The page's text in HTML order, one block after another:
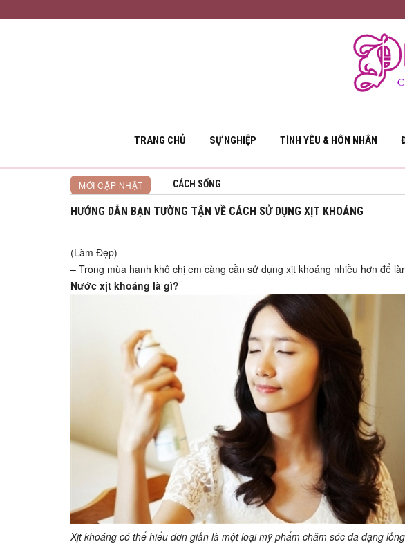
TRANG CHỦ SỰ NGHIỆP TÌNH YÊU & HÔN NHÂN
MỚI CẬP NHẬT TÌNH YÊU THƯƠNG MUÔN LOÀI
HƯỚNG DẪN BẠN TƯỜNG TẬN VỀ CÁCH SỬ DỤNG XỊT KHOÁNG
(Làm Đẹp)
– Trong mùa hanh khô chị em càng cần sử dụng xịt khoáng nhiều hơn để
Nước xịt khoáng là gì?
Xịt khoáng có thể hiểu đơn giản là một loại mỹ phẩm chăm sóc da dạng